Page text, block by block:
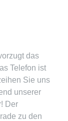
das
Telefon ist
Sie uns
unserer
Der
zu den